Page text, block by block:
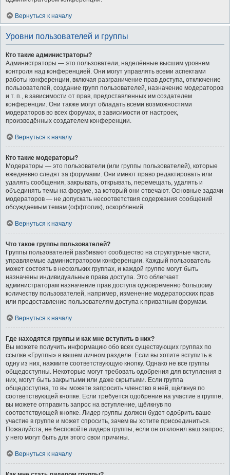
Вернуться к началу
Уровни пользователей и группы
Кто такие администраторы?
Администраторы — это пользователи, наделённые высшим уровнем
контроля над конференцией. Они могут управлять всеми аспектами
работы конференции, включая разграничение прав доступа, отключение
пользователей, создание групп пользователей, назначение модераторов
и т. п., в зависимости от прав, предоставленных им создателем
конференции. Они также могут обладать всеми возможностями
модераторов во всех форумах, в зависимости от настроек,
произведённых создателем конференции.
Вернуться к началу
Кто такие модераторы?
Модераторы — это пользователи (или группы пользователей), которые
ежедневно следят за форумами. Они имеют право редактировать или
удалять сообщения, закрывать, открывать, перемещать, удалять и
объединять темы на форуме, за который они отвечают. Основные задачи
модераторов — не допускать несоответствия содержания сообщений
обсуждаемым темам (оффтопик), оскорблений.
Вернуться к началу
Что такое группы пользователей?
Группы пользователей разбивают сообщество на структурные части,
управляемые администратором конференции. Каждый пользователь
может состоять в нескольких группах, и каждой группе могут быть
назначены индивидуальные права доступа. Это облегчает
администраторам назначение прав доступа одновременно большому
количеству пользователей, например, изменение модераторских прав
или предоставление пользователям доступа к приватным форумам.
Вернуться к началу
Где находятся группы и как мне вступить в них?
Вы можете получить информацию обо всех существующих группах по
ссылке «Группы» в вашем личном разделе. Если вы хотите вступить в
одну из них, нажмите соответствующую кнопку. Однако не все группы
общедоступны. Некоторые могут требовать одобрения для вступления в
них, могут быть закрытыми или даже скрытыми. Если группа
общедоступна, то вы можете запросить членство в ней, щёлкнув по
соответствующей кнопке. Если требуется одобрение на участие в группе,
вы можете отправить запрос на вступление, щёлкнув по
соответствующей кнопке. Лидер группы должен будет одобрить ваше
участие в группе и может спросить, зачем вы хотите присоединиться.
Пожалуйста, не беспокойте лидера группы, если он отклонил ваш запрос;
у него могут быть для этого свои причины.
Вернуться к началу